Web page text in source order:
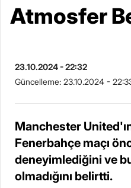
Atmosfer
23.10.2024 - 22:32
Güncelleme: 23.10.2024 -
Manchester
Fenerbahçe maçı
deneyimlediğini ve
olmadığını belirtti.